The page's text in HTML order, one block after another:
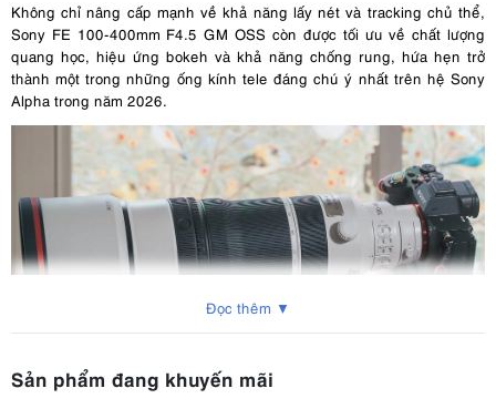
Không chỉ nâng cấp mạnh về khả năng lấy nét và tracking chủ thể,
Sony FE 100-400mm F4.5 GM OSS còn được tối ưu về chất lượng
quang học, hiệu ứng bokeh và khả năng chống rung, hứa hẹn trở
thành một trong những ống kính tele đáng chú ý nhất trên hệ Sony
Alpha trong năm 2026.
Đọc thêm ▼
Sản phẩm đang khuyến mãi